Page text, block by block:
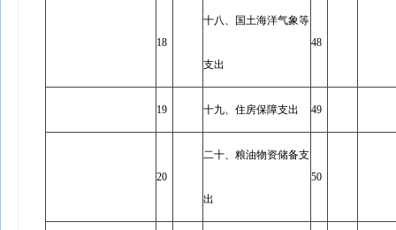
18
十八、国土海洋气象等
支出
48
19 十九、住房保障支出 49
20
二十、粮油物资储备支
出
50